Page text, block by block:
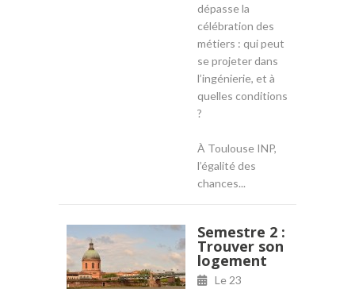
dépasse la
célébration des
métiers : qui peut
se projeter dans
l’ingénierie, et à
quelles conditions
?
À Toulouse INP,
l’égalité des
chances...
Semestre 2 :
Trouver son
logement
Le 23